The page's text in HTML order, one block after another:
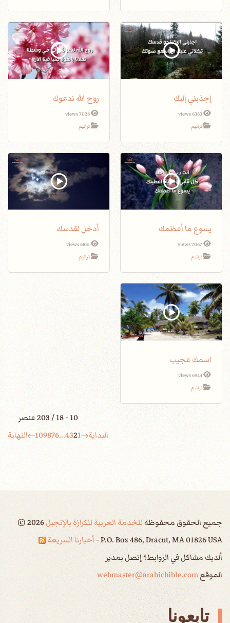
إجذبني إليك
6363 views
ترانيم
روح الله ندعوك
7028 views
ترانيم
يسوع ما أعظمك
7067 views
ترانيم
أدخل لقدسك
6881 views
ترانيم
اسمك عجيب
6944 views
ترانيم
10 - 18 / 203 عنصر
البداية
1
2
3
4
...
6
7
8
9
10 النهاية
جميع الحقوق محفوظةللخدمة العربية للكرازة بالإنجيل ©2026
P.O. Box 486, Dracut, MA 01826 USA - أخبارنا السريعة
ألديك مشاكل في الروابط؟ إتصل بمدير
الموقعwebmaster@arabicbible.com
تابعونا